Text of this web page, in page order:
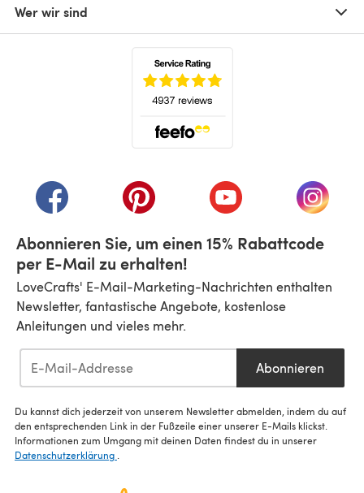
Wer wir sind
(öffnet sich in einem neuen Tab)
(öffnet sich in einem neuen Tab)
(öffnet sich in einem
(öffnet
Abonnieren Sie, um einen 15% Rabattcode
per E-Mail zu erhalten!
LoveCrafts' E-Mail-Marketing-Nachrichten enthalten
Newsletter, fantastische Angebote, kostenlose
Anleitungen und vieles mehr.
Abonnieren
Du kannst dich jederzeit von unserem Newsletter abmelden, indem du auf
den entsprechenden Link in der Fußzeile einer unserer E-Mails klickst.
Informationen zum Umgang mit deinen Daten findest du in unserer
Datenschutzerklärung